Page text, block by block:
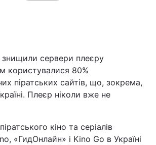
знищили сервери плеєру
користувалися 80%
піратських сайтів, що, зокрема,
Плеєр ніколи вже не
кіно та серіалів
«ГидОнлайн» і Kino Go в Україні